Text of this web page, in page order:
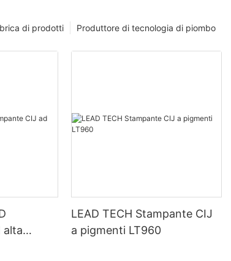
Produttore di tecnologia di piombo
di prodotti
alta
LEAD TECH Stampante CIJ
a pigmenti LT960